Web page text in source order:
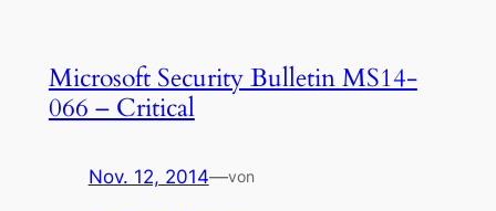
Microsoft Security Bulletin MS14-
066 – Critical
Nov. 12, 2014—von